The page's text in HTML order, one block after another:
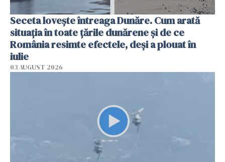
Seceta lovește întreaga Dunăre. Cum arată
situația în toate țările dunărene și de ce
România resimte efectele, deși a plouat în
iulie
03 AUGUST 2026